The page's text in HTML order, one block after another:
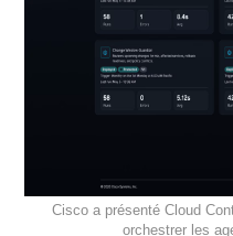
Cisco a présenté Cloud
orchestrer les